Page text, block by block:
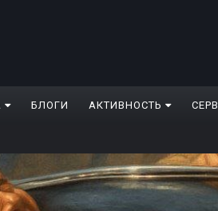
БЛОГИ АКТИВНОСТЬ